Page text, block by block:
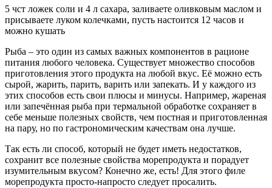
5 чст ложек соли и 4 л сахара, заливаете оливковым маслом и
присываете луком колечками, пусть настоится 12 часов и
можно кушать
Рыба – это один из самых важных компонентов в рационе
питания любого человека. Существует множество способов
приготовления этого продукта на любой вкус. Её можно есть
сырой, жарить, парить, варить или запекать. И у каждого из
этих способов есть свои плюсы и минусы. Например, жареная
или запечённая рыба при термальной обработке сохраняет в
себе меньше полезных свойств, чем постная и приготовленная
на пару, но по гастрономическим качествам она лучше.
Так есть ли способ, который не будет иметь недостатков,
сохранит все полезные свойства морепродукта и порадует
изумительным вкусом? Конечно же, есть! Для этого филе
морепродукта просто-напросто следует просалить.